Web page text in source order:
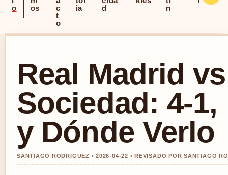
o
os
c
t
o
ia
d
n
Real Madrid
Sociedad: 4-
y Dónde Verlo
SANTIAGO RODRIGUEZ • 2026-04-22 • REVISADO POR SANTIAGO